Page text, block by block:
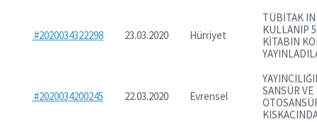
#2020034322298 23.03.2020 Hürriyet
TÜBİTAK
KULLANIP
KİTABIN
#2020034200245 22.03.2020 Evrensel
SANSÜR VE